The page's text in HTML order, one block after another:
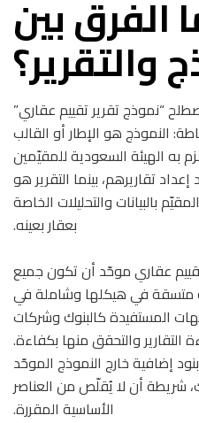
الفرق بين
والتقرير؟
“نموذج تقرير تقييم عقاري”
النموذج هو الإطار أو القالب
به الهيئة السعودية للمقيّمين
تقاريرهم، بينما التقرير هو
بالبيانات والتحليلات الخاصة
بعقار بعينه.
عقاري موحّد أن تكون جميع
متسقة في هيكلها وشاملة في
المستفيدة كالبنوك وشركات
التقارير والتحقق منها بكفاءة.
إضافية خارج النموذج الموحّد
شريطة أن لا يُقلّص من العناصر
الأساسية المقررة.